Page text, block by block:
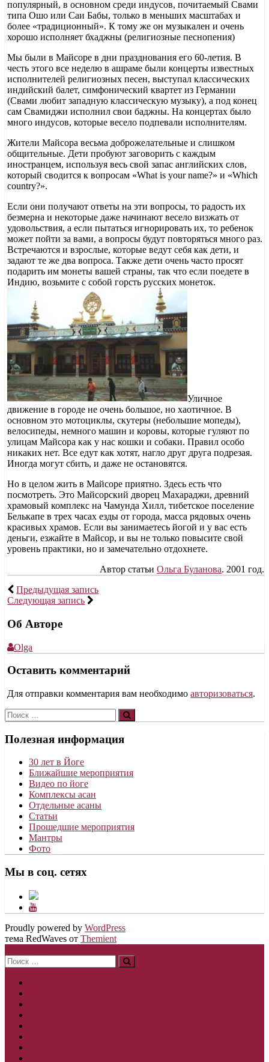
популярный, в основном среди индусов, почитаемый Свами
типа Ошо или Саи Бабы, только в меньших масштабах и
более «традиционный». К тому же он музыкален и очень
хорошо исполняет бхаджны (религиозные песнопения)
Мы были в Майсоре в дни празднования его 60-летия. В
честь этого все неделю в ашраме были концерты известных
исполнителей религиозных песен, выступал классических
индийский балет, симфонический квартет из Германии
(Свами любит западную классическую музыку), а под конец
сам Свамиджи исполнил свои баджны. На концертах было
много индусов, которые весело подпевали исполнителям.
Жители Майсора весьма доброжелательные и слишком
общительные. Дети пробуют заговорить с каждым
иностранцем, используя весь свой запас английских слов,
который сводится к вопросам «What is your name?» и «Which
country?».
Если они получают ответы на эти вопросы, то радость их
безмерна и некоторые даже начинают весело визжать от
удовольствия, а если пытаться игнорировать их, то ребенок
может пойти за вами, а вопросы будут повторяться много раз.
Встречаются и взрослые, которые ведут себя как дети, и
задают те же два вопроса. Также дети очень часто просят
подарить им монеты вашей страны, так что если поедете в
Индию, возьмите с собой горсть русских монеток.
Уличное
движение в городе не очень большое, но хаотичное. В
основном это мотоциклы, скутеры (небольшие мопеды),
велосипеды, немного машин и коровы, которые гуляют по
улицам Майсора как у нас кошки и собаки. Правил особо
никаких нет. Все едут как хотят, нагло друг друга подрезая.
Иногда могут сбить, и даже не остановятся.
Но в целом жить в Майсоре приятно. Здесь есть что
посмотреть. Это Майсорский дворец Махараджи, древний
храмовый комплекс на Чамунда Хилл, тибетское поселение
Белькапе в трех часах езды от города, масса рядовых очень
красивых храмов. Если вы занимаетесь йогой и у вас есть
деньги, езжайте в Майсор, и вы не только повысите свой
уровень практики, но и замечательно отдохнете.
Автор статьи Ольга Буланова. 2001 год.
Предыдущая запись
Следующая запись
Об Авторе
Olga
Оставить комментарий
Для отправки комментария вам необходимоавторизоваться.
Поиск:
Полезная информация
30 лет в Йоге
Ближайшие мероприятия
Видео по йоге
Комплексы асан
Отдельные асаны
Статьи
Прошедшие мероприятия
Мантры
Фото
Мы в соц. сетях
Proudly powered by WordPress
тема RedWaves от Themient
Поиск: